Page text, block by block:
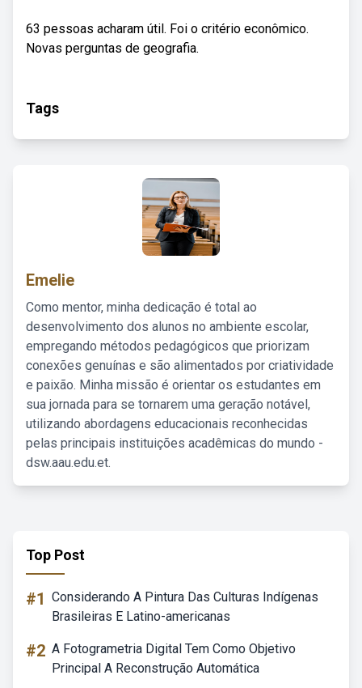
63 pessoas acharam útil. Foi o critério econômico.
Novas perguntas de geografia.
Tags
Emelie
Como mentor, minha dedicação é total ao
desenvolvimento dos alunos no ambiente escolar,
empregando métodos pedagógicos que priorizam
conexões genuínas e são alimentados por criatividade
e paixão. Minha missão é orientar os estudantes em
sua jornada para se tornarem uma geração notável,
utilizando abordagens educacionais reconhecidas
pelas principais instituições acadêmicas do mundo -
dsw.aau.edu.et.
Top Post
#1 Considerando A Pintura Das Culturas Indígenas
Brasileiras E Latino-americanas
#2 A Fotogrametria Digital Tem Como Objetivo
Principal A Reconstrução Automática